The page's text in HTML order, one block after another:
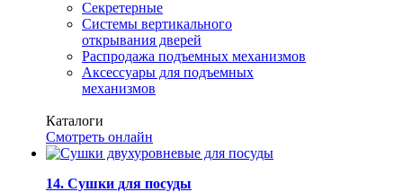
Секретерные
Системы вертикального
открывания дверей
Распродажа подъемных механизмов
Аксессуары для подъемных
механизмов
Каталоги
Смотреть онлайн
14. Сушки для посуды